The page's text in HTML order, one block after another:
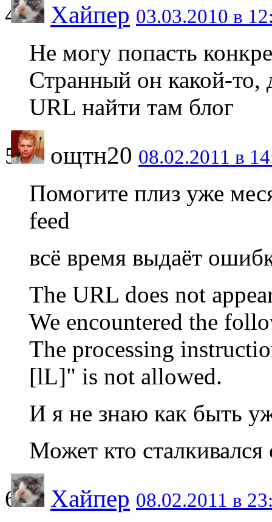
Хайпер 03.03.2010 в
Не могу попасть
Странный он какой-то,
URL найти там блог
ощтн20 08.02.2011 в
Помогите плиз уже
feed
всё время выдаёт
The URL does not
We encountered the
The processing
[lL]" is not allowed.
И я не знаю как быть
Может кто
Хайпер 08.02.2011 в